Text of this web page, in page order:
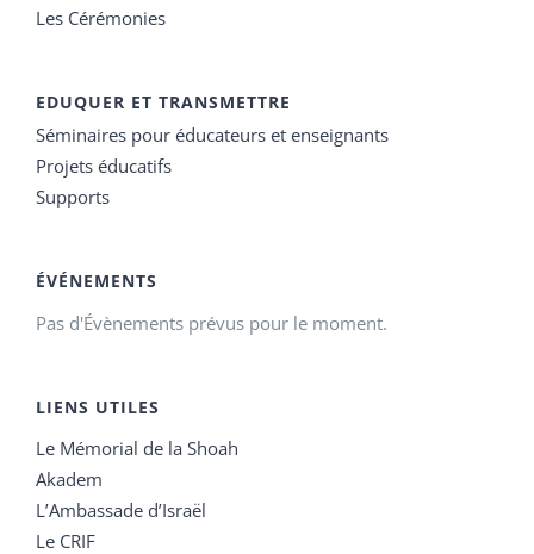
Les Cérémonies
EDUQUER ET TRANSMETTRE
Séminaires pour éducateurs et enseignants
Projets éducatifs
Supports
ÉVÉNEMENTS
Pas d'Évènements prévus pour le moment.
LIENS UTILES
Le Mémorial de la Shoah
Akadem
L’Ambassade d’Israël
Le CRIF